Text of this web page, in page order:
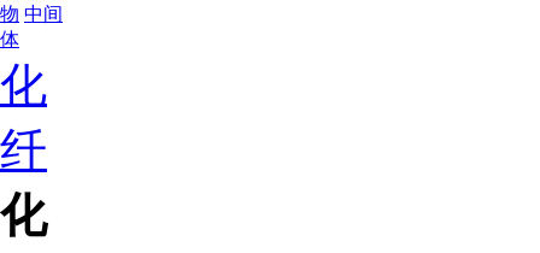
物 中间
体
化
纤
化